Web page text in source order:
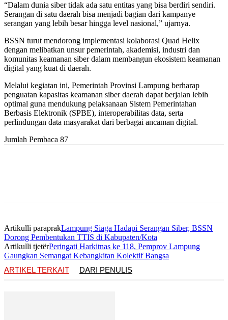
“Dalam dunia siber tidak ada satu entitas yang bisa berdiri sendiri.
Serangan di satu daerah bisa menjadi bagian dari kampanye
serangan yang lebih besar hingga level nasional,” ujarnya.
BSSN turut mendorong implementasi kolaborasi Quad Helix
dengan melibatkan unsur pemerintah, akademisi, industri dan
komunitas keamanan siber dalam membangun ekosistem keamanan
digital yang kuat di daerah.
Melalui kegiatan ini, Pemerintah Provinsi Lampung berharap
penguatan kapasitas keamanan siber daerah dapat berjalan lebih
optimal guna mendukung pelaksanaan Sistem Pemerintahan
Berbasis Elektronik (SPBE), interoperabilitas data, serta
perlindungan data masyarakat dari berbagai ancaman digital.
Jumlah Pembaca 87
Artikulli paraprakLampung Siaga Hadapi Serangan Siber, BSSN
Dorong Pembentukan TTIS di Kabupaten/Kota
Artikulli tjetërPeringati Harkitnas ke 118, Pemprov Lampung
Gaungkan Semangat Kebangkitan Kolektif Bangsa
ARTIKEL TERKAIT
DARI PENULIS